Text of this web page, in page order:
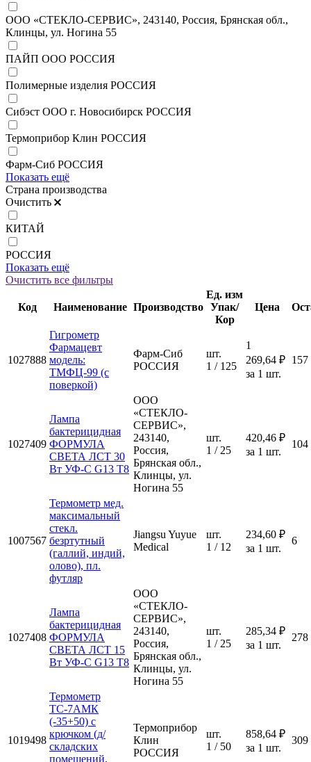
ООО «СТЕКЛО-СЕРВИС», 243140, Россия, Брянская обл.,
Клинцы, ул. Ногина 55
ПАЙП ООО РОССИЯ
Полимерные изделия РОССИЯ
Сибэст ООО г. Новосибирск РОССИЯ
Термоприбор Клин РОССИЯ
Фарм-Сиб РОССИЯ
Показать ещё
Страна производства
Очистить
КИТАЙ
РОССИЯ
Показать ещё
Очистить все фильтры
Код Наименование Производство
Ед. изм
Упак/
Кор
Цена
1027888
Гигрометр
Фармацевт
модель:
ТМФЦ-99 (с
поверкой)
Фарм-Сиб
РОССИЯ
шт.
1 / 125
1
269,64 ₽
за 1 шт.
157
1027409
Лампа
бактерицидная
ФОРМУЛА
СВЕТА ЛCТ 30
Вт УФ-С G13 T8
ООО
«СТЕКЛО-
СЕРВИС»,
243140,
Россия,
Брянская обл.,
Клинцы, ул.
Ногина 55
шт.
1 / 25
420,46 ₽
за 1 шт.
104
1007567
Термометр мед.
максимальный
стекл.
безртутный
(галлий, индий,
олово), пл.
футляр
Jiangsu Yuyue
Medical
шт.
1 / 12
234,60 ₽
за 1 шт.
6
1027408
Лампа
бактерицидная
ФОРМУЛА
СВЕТА ЛCТ 15
Вт УФ-С G13 T8
ООО
«СТЕКЛО-
СЕРВИС»,
243140,
Россия,
Брянская обл.,
Клинцы, ул.
Ногина 55
шт.
1 / 25
285,34 ₽
за 1 шт.
278
1019498
Термометр
ТС-7АМК
(-35+50) с
крючком (д/
складских
помещений,
Термоприбор
Клин
РОССИЯ
шт.
1 / 50
858,64 ₽
за 1 шт.
309